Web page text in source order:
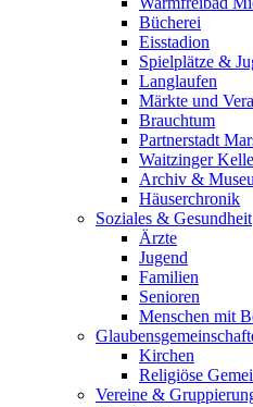
Bücherei
Eisstadion
Spielplätze &
Langlaufen
Märkte und
Brauchtum
Partnerstadt
Waitzinger
Archiv &
Häuserchronik
Soziales & Gesundheit
Ärzte
Jugend
Familien
Senioren
Menschen mit
Kirchen
Religiöse
Vereine &